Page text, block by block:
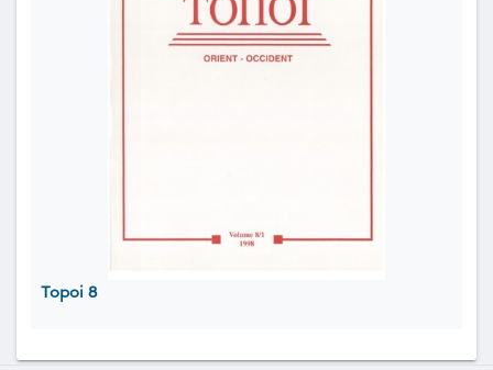
Topoi 8